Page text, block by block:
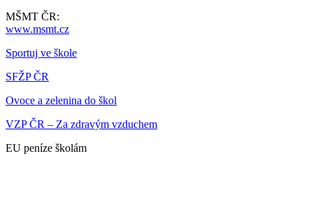
MŠMT ČR:
www.msmt.cz
Sportuj ve škole
SFŽP ČR
Ovoce a zelenina do škol
VZP ČR – Za zdravým vzduchem
EU peníze školám